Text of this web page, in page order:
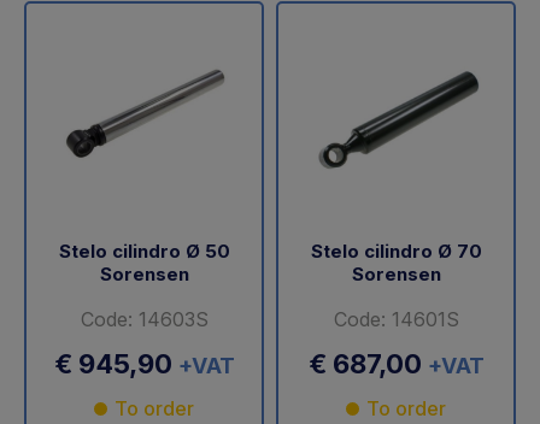
Stelo cilindro Ø 50
Sorensen
Code: 14603S
€ 945,90 +VAT
To order
Stelo cilindro Ø 70
Sorensen
Code: 14601S
€ 687,00 +VAT
To order